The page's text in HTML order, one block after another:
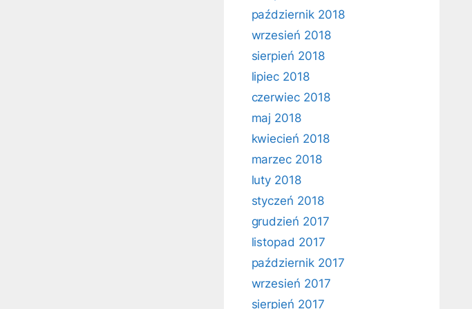
październik 2018
wrzesień 2018
sierpień 2018
lipiec 2018
czerwiec 2018
maj 2018
kwiecień 2018
marzec 2018
luty 2018
styczeń 2018
grudzień 2017
listopad 2017
październik 2017
wrzesień 2017
sierpień 2017